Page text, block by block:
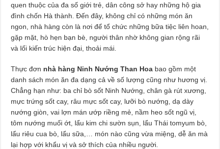
quen thuộc của đa số giới trẻ, dân công sở hay những hộ gia
đình chốn Hà thành. Đến đây, không chỉ có những món ăn
ngon, nhà hàng còn là nơi để tổ chức những bữa tiệc liên hoan,
gặp mặt, hò hẹn bạn bè, người thân nhờ không gian rộng rãi
và lối kiến trúc hiện đại, thoải mái.
Thực đơn nhà hàng Ninh Nướng Than Hoa bao gồm một
danh sách món ăn đa dạng cả về số lượng cũng như hương vị.
Chẳng hạn như: ba chỉ bò sốt Ninh Nướng, chân gà rút xương,
mực trứng sốt cay, râu mực sốt cay, lưỡi bò nướng, dạ dày
nướng giòn, vai lợn mán ướp riềng mẻ, nầm heo sốt ngũ vị,
tôm nướng muối ớt, lẩu kim chi sườn sụn, lẩu Thái tomyum bò,
lẩu riêu cua bò, lẩu sữa,… món nào cũng vừa miệng, dễ ăn mà
lại hợp với khẩu vị và sở thích của nhiều người.